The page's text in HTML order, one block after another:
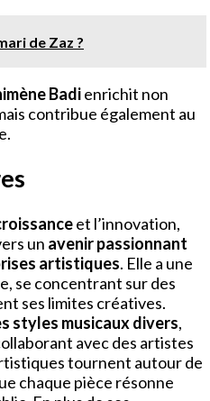
de Zaz ?
Badienrichit non
contribue également au
et l’innovation,
un avenir passionnant
artistiques. Elle a une
se concentrant sur des
ses limites créatives.
styles musicaux divers,
avec des artistes
tournent autour de
chaque pièce résonne